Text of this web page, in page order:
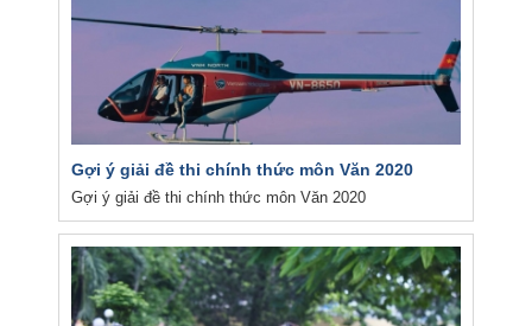
Gợi ý giải đề thi chính thức môn Văn 2020
Gợi ý giải đề thi chính thức môn Văn 2020